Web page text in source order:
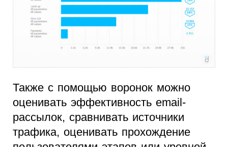
Также с помощью воронок можно
оценивать эффективность email-
рассылок, сравнивать источники
трафика, оценивать прохождение